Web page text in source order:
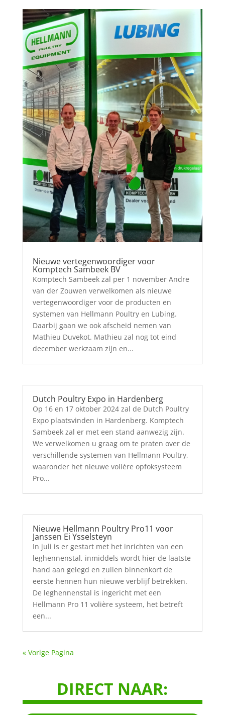
Nieuwe vertegenwoordiger voor
Komptech Sambeek BV
Komptech Sambeek zal per 1 november Andre
van der Zouwen verwelkomen als nieuwe
vertegenwoordiger voor de producten en
systemen van Hellmann Poultry en Lubing.
Daarbij gaan we ook afscheid nemen van
Mathieu Duvekot. Mathieu zal nog tot eind
december werkzaam zijn en...
Dutch Poultry Expo in Hardenberg
Op 16 en 17 oktober 2024 zal de Dutch Poultry
Expo plaatsvinden in Hardenberg. Komptech
Sambeek zal er met een stand aanwezig zijn.
We verwelkomen u graag om te praten over de
verschillende systemen van Hellmann Poultry,
waaronder het nieuwe volière opfoksysteem
Pro...
Nieuwe Hellmann Poultry Pro11 voor
Janssen Ei Ysselsteyn
In juli is er gestart met het inrichten van een
leghennenstal, inmiddels wordt hier de laatste
hand aan gelegd en zullen binnenkort de
eerste hennen hun nieuwe verblijf betrekken.
De leghennenstal is ingericht met een
Hellmann Pro 11 volière systeem, het betreft
een...
« Vorige Pagina
DIRECT NAAR: